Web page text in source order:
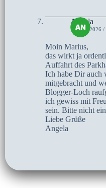
Angela
1. JULI 2026 /
Moin Marius,
das wirkt ja
Auffahrt des
Ich habe Dir auch
mitgebracht und
Blogger-Loch
ich gewiss mit
sein. Bitte nicht
Liebe Grüße
Angela